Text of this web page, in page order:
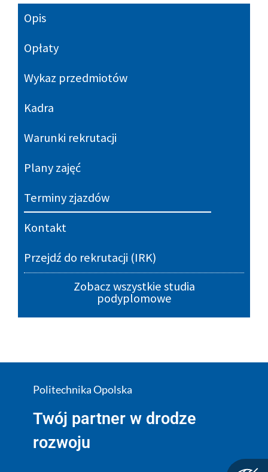
Opis
Opłaty
Wykaz przedmiotów
Kadra
Warunki rekrutacji
Plany zajęć
Terminy zjazdów
Kontakt
Przejdź do rekrutacji (IRK)
Zobacz wszystkie studia
podyplomowe
Politechnika Opolska
Twój partner w drodze
rozwoju